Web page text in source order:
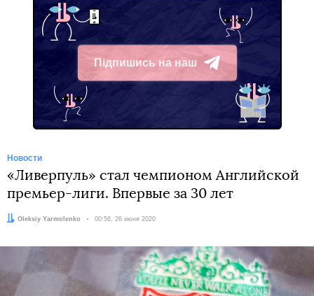
Підпишись на наш
Telegram
Новости
«Ливерпуль» стал чемпионом Английской
премьер-лиги. Впервые за 30 лет
Автор:
Oleksiy Yarmolenko Дата:
00:56, 26 июня 2020